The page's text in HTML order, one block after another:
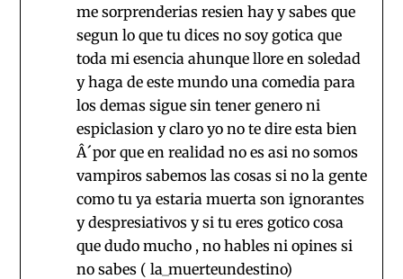
me sorprenderias resien hay y sabes que
segun lo que tu dices no soy gotica que
toda mi esencia ahunque llore en soledad
y haga de este mundo una comedia para
los demas sigue sin tener genero ni
espiclasion y claro yo no te dire esta bien
Â´por que en realidad no es asi no somos
vampiros sabemos las cosas si no la gente
como tu ya estaria muerta son ignorantes
y despresiativos y si tu eres gotico cosa
que dudo mucho , no hables ni opines si
no sabes ( la_muerteundestino)